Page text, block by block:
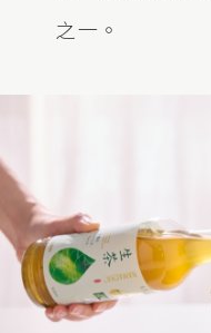
之一。